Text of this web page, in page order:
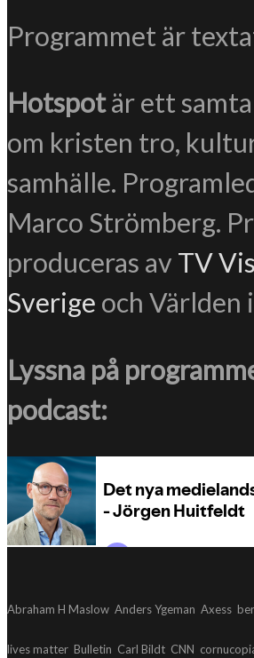
Programmet är
Hotspotär ett
om kristen tro,
samhälle.
Marco Strömberg.
produceras av TV
Sverige och Världen
Lyssna på
podcast:
Abraham H Maslow Anders Ygeman Axess
lives matter Bulletin Carl Bildt CNN